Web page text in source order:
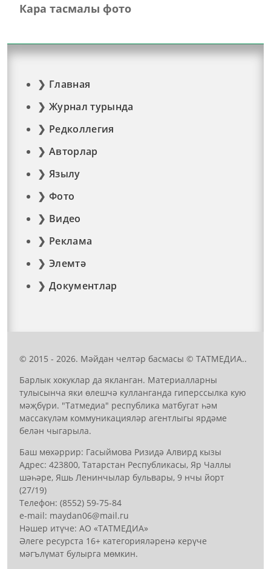
Кара тасмалы фото
Главная
Журнал турында
Редколлегия
Авторлар
Язылу
Фото
Видео
Реклама
Элемтә
Документлар
© 2015 - 2026. Мәйдан челтәр басмасы © ТАТМЕДИА..
Барлык хокуклар да якланган. Материалларны
тулысынча яки өлешчә кулланганда гиперссылка кую
мәҗбүри. "Татмедиа" республика матбугат һәм
массакүләм коммуникацияләр агентлыгы ярдәме
белән чыгарыла.
Баш мөхәррир: Гасыймова Ризидә Алвирд кызы
Адрес: 423800, Татарстан Республикасы, Яр Чаллы
шәһәре, Яшь Ленинчылар бульвары, 9 нчы йорт
(27/19)
Телефон: (8552) 59-75-84
е-mail: mауdаn06@mail.гu
Нәшер итүче: АО «ТАТМЕДИА»
Әлеге ресурста 16+ категорияләренә керүче
мәгълүмат булырга мөмкин.